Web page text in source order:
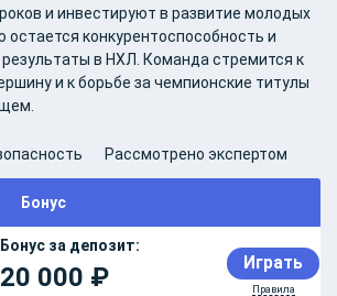
и инвестируют в развитие молодых
остается конкурентоспособность и
в НХЛ. Команда стремится к
и к борьбе за чемпионские титулы
Рассмотрено экспертом
Бонус
Бонус за депозит:
20 000 ₽ Играть
Правила